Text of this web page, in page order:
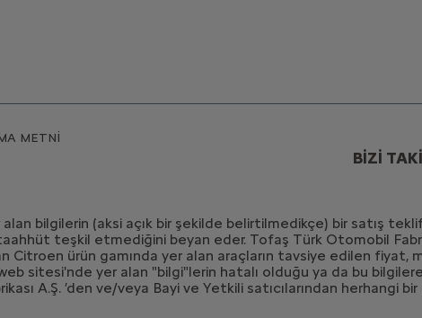
BİZİ
METNİ
bilgilerin (aksi açık bir şekilde belirtilmedikçe) bir satış
teşkil etmediğini beyan eder. Tofaş Türk Otomobil
Citroen ürün gamında yer alan araçların tavsiye edilen
sitesi'nde yer alan "bilgi"lerin hatalı olduğu ya da bu
A.Ş. ’den ve/veya Bayi ve Yetkili satıcılarından herhangi